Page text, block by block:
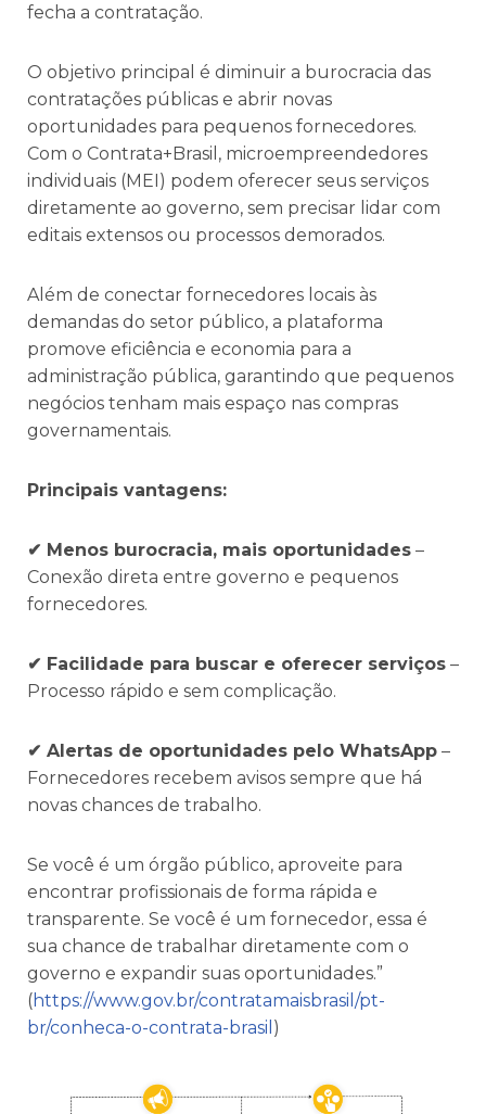
fecha a contratação.
O objetivo principal é diminuir a burocracia das
contratações públicas e abrir novas
oportunidades para pequenos fornecedores.
Com o Contrata+Brasil, microempreendedores
individuais (MEI) podem oferecer seus serviços
diretamente ao governo, sem precisar lidar com
editais extensos ou processos demorados.
Além de conectar fornecedores locais às
demandas do setor público, a plataforma
promove eficiência e economia para a
administração pública, garantindo que pequenos
negócios tenham mais espaço nas compras
governamentais.
Principais vantagens:
✔ Menos burocracia, mais oportunidades –
Conexão direta entre governo e pequenos
fornecedores.
✔ Facilidade para buscar e oferecer serviços –
Processo rápido e sem complicação.
✔ Alertas de oportunidades pelo WhatsApp –
Fornecedores recebem avisos sempre que há
novas chances de trabalho.
Se você é um órgão público, aproveite para
encontrar profissionais de forma rápida e
transparente. Se você é um fornecedor, essa é
sua chance de trabalhar diretamente com o
governo e expandir suas oportunidades.”
(https://www.gov.br/contratamaisbrasil/pt-
br/conheca-o-contrata-brasil )